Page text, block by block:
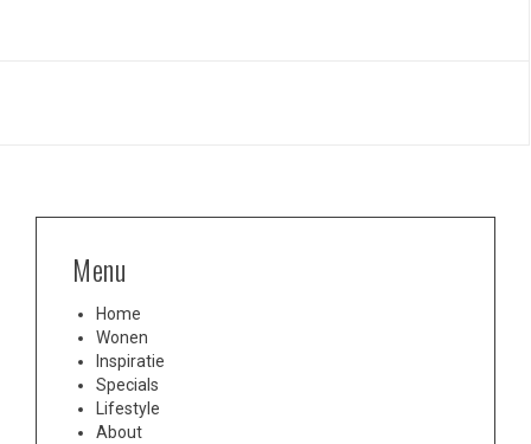
Menu
Home
Wonen
Inspiratie
Specials
Lifestyle
About